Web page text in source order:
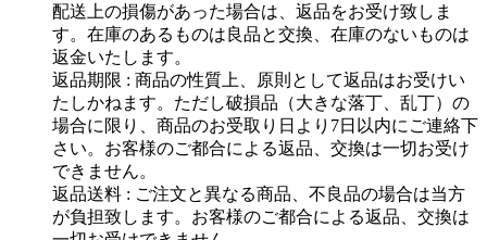
配送上の損傷があった場合は、返品をお受け致しま
す。在庫のあるものは良品と交換、在庫のないものは
返金いたします。
返品期限 : 商品の性質上、原則として返品はお受けい
たしかねます。ただし破損品（大きな落丁、乱丁）の
場合に限り、商品のお受取り日より7日以内にご連絡下
さい。お客様のご都合による返品、交換は一切お受け
できません。
返品送料 : ご注文と異なる商品、不良品の場合は当方
が負担致します。お客様のご都合による返品、交換は